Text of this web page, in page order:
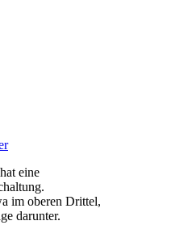
eine
im oberen Drittel,
darunter.